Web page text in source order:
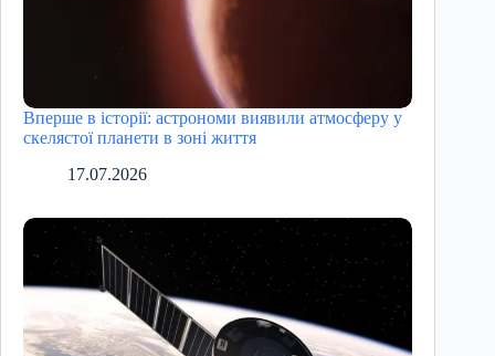
Вперше в історії: астрономи виявили атмосферу у
скелястої планети в зоні життя
17.07.2026